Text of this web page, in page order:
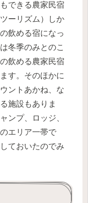
できる農家民宿
ーリズム）しか
飲める宿になっ
冬季のみとのこ
飲める農家民宿
す。そのほかに
ントあかね、な
施設もありま
ンプ、ロッジ、
エリア一帯で
ておいたのでみ